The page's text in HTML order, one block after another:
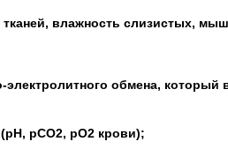
тканей, влажность слизистых,
обмена, который
(рН, рСО2, pО2 крови);